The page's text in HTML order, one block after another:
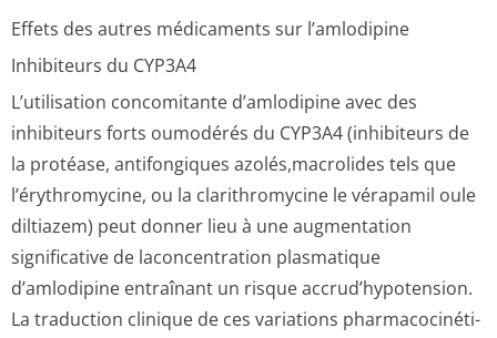
Effets des autres médicaments sur l’amlodipine
Inhibiteurs du CYP3A4
L’utilisation concomitante d’amlodipine avec des
inhibiteurs forts oumodérés du CYP3A4 (inhibiteurs de
la protéase, antifongiques azolés,macrolides tels que
l’érythromycine, ou la clarithromycine le vérapamil oule
diltiazem) peut donner lieu à une augmentation
significative de laconcentration plasmatique
d’amlodipine entraînant un risque accrud’hypotension.
La traduction clinique de ces variations pharmacocinéti­